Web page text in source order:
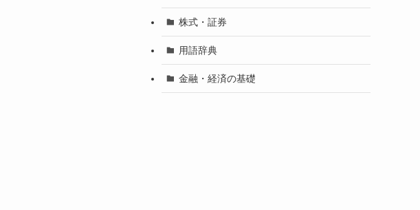
株式・証券
用語辞典
金融・経済の基礎